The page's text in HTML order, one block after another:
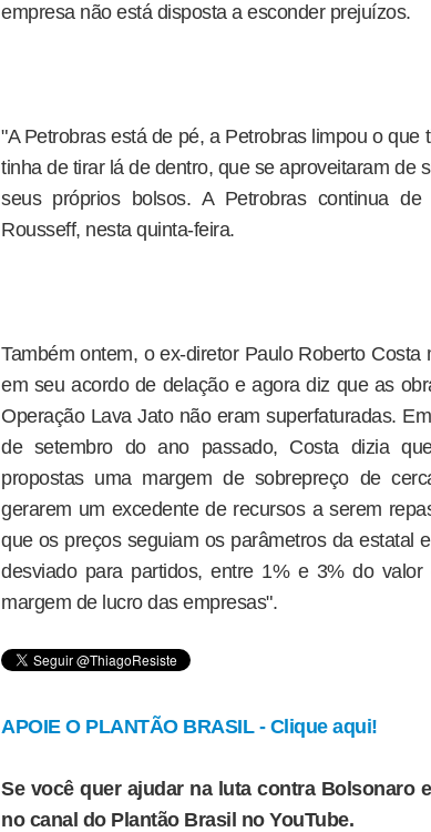
empresa não está disposta a esconder prejuízos.
"A Petrobras está de pé, a Petrobras limpou o que
tinha de tirar lá de dentro, que se aproveitaram de
seus próprios bolsos. A Petrobras continua
Rousseff, nesta quinta-feira.
Também ontem, o ex-diretor Paulo Roberto
em seu acordo de delação e agora diz que as
Operação Lava Jato não eram superfaturadas.
de setembro do ano passado, Costa dizia
propostas uma margem de sobrepreço de
gerarem um excedente de recursos a serem
que os preços seguiam os parâmetros da estatal
desviado para partidos, entre 1% e 3% do
margem de lucro das empresas".
APOIE O PLANTÃO BRASIL - Clique aqui!
Se você quer ajudar na luta contra Bolsonaro
no canal do Plantão Brasil no YouTube.